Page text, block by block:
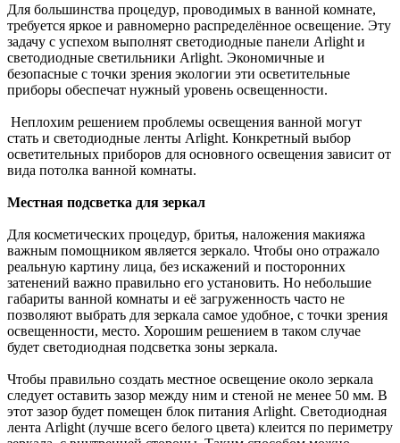
Для большинства процедур, проводимых в ванной комнате,
требуется яркое и равномерно распределённое освещение. Эту
задачу с успехом выполнят светодиодные панели Arlight и
светодиодные светильники Arlight. Экономичные и
безопасные с точки зрения экологии эти осветительные
приборы обеспечат нужный уровень освещенности.
Неплохим решением проблемы освещения ванной могут
стать и светодиодные ленты Arlight. Конкретный выбор
осветительных приборов для основного освещения зависит от
вида потолка ванной комнаты.
Местная подсветка для зеркал
Для косметических процедур, бритья, наложения макияжа
важным помощником является зеркало. Чтобы оно отражало
реальную картину лица, без искажений и посторонних
затенений важно правильно его установить. Но небольшие
габариты ванной комнаты и её загруженность часто не
позволяют выбрать для зеркала самое удобное, с точки зрения
освещенности, место. Хорошим решением в таком случае
будет светодиодная подсветка зоны зеркала.
Чтобы правильно создать местное освещение около зеркала
следует оставить зазор между ним и стеной не менее 50 мм. В
этот зазор будет помещен блок питания Arlight. Светодиодная
лента Arlight (лучше всего белого цвета) клеится по периметру